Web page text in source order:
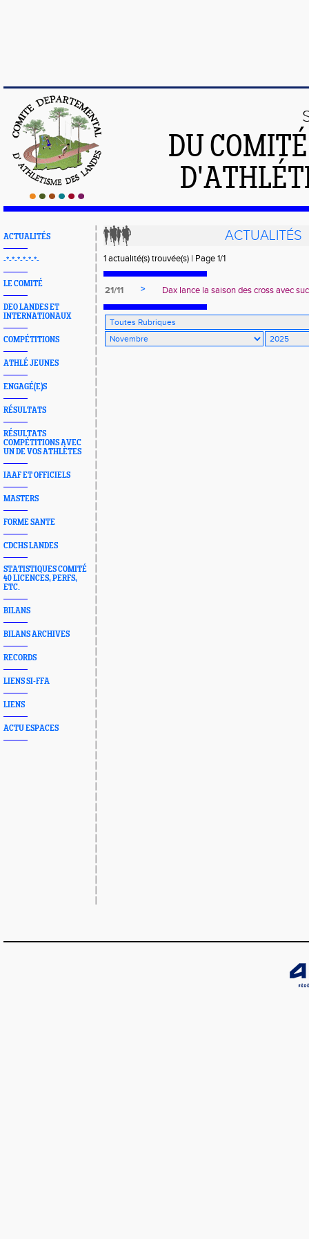
DU
ACTUALITÉS
-*-*-*-*-*-*-
LE COMITÉ
DEO LANDES ET
INTERNATIONAUX
COMPÉTITIONS
ATHLÉ JEUNES
ENGAGÉ(E)S
RÉSULTATS
RÉSULTATS
COMPÉTITIONS AVEC
UN DE VOS ATHLÈTES
IAAF ET OFFICIELS
MASTERS
FORME SANTE
CDCHS LANDES
STATISTIQUES COMITÉ
40 LICENCES, PERFS,
ETC.
BILANS
BILANS ARCHIVES
RECORDS
LIENS SI-FFA
LIENS
ACTU ESPACES
ACTUALITÉS
1 actualité(s) trouvée(s) | Page 1/1
21/11 > Dax lance la saison des cross avec